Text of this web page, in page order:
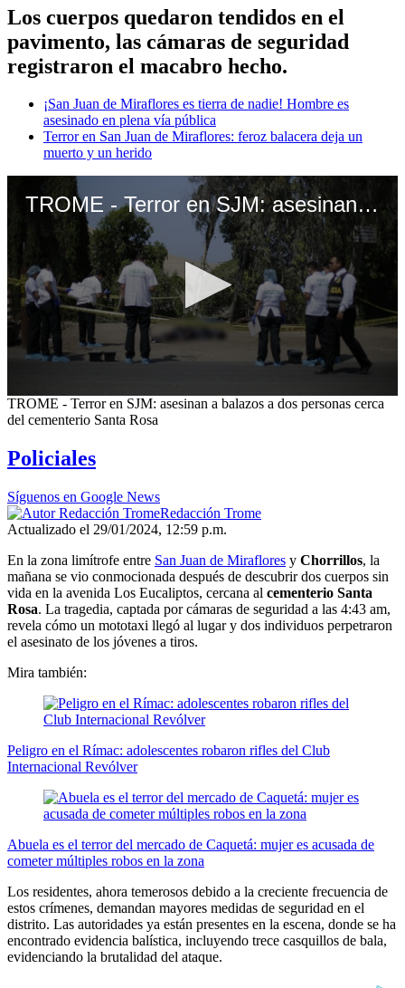
Los cuerpos quedaron tendidos en el
pavimento, las cámaras de seguridad
registraron el macabro hecho.
¡San Juan de Miraflores es tierra de nadie! Hombre es
asesinado en plena vía pública
Terror en San Juan de Miraflores: feroz balacera deja un
muerto y un herido
TROME - Terror en SJM: asesinan a balazos a dos personas cerca del cementerio Santa Rosa
0
seconds
minutes,
38
seconds
TROME - Terror en SJM: asesinan a balazos a dos personas cerca
del cementerio Santa Rosa
Policiales
Síguenos en Google News
Redacción Trome
Actualizado el 29/01/2024, 12:59 p.m.
En la zona limítrofe entre San Juan de Miraflores y Chorrillos, la
mañana se vio conmocionada después de descubrir dos cuerpos sin
vida en la avenida Los Eucaliptos, cercana al cementerio Santa
Rosa. La tragedia, captada por cámaras de seguridad a las 4:43 am,
revela cómo un mototaxi llegó al lugar y dos individuos perpetraron
el asesinato de los jóvenes a tiros.
Mira también:
Peligro en el Rímac: adolescentes robaron rifles del Club
Internacional Revólver
Abuela es el terror del mercado de Caquetá: mujer es acusada de
cometer múltiples robos en la zona
Los residentes, ahora temerosos debido a la creciente frecuencia de
estos crímenes, demandan mayores medidas de seguridad en el
distrito. Las autoridades ya están presentes en la escena, donde se ha
encontrado evidencia balística, incluyendo trece casquillos de bala,
evidenciando la brutalidad del ataque.